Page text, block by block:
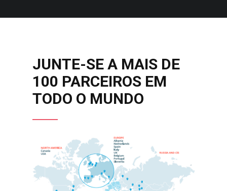
JUNTE-SE A MAIS DE
100 PARCEIROS EM
TODO O MUNDO